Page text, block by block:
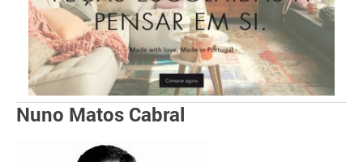
Nuno Matos Cabral